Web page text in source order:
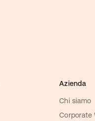
Azienda
Chi siamo
Corporate